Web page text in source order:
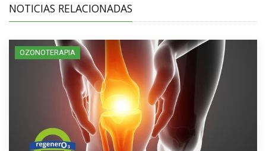
NOTICIAS RELACIONADAS
OZONOTERAPIA